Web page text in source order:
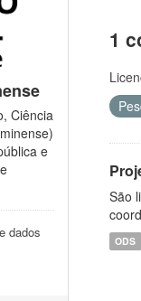
Ciência
e
dados
1
São
ODS